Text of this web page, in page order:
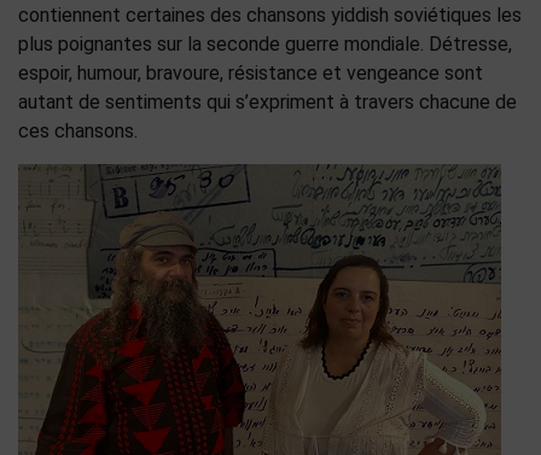
contiennent certaines des chansons yiddish soviétiques les
plus poignantes sur la seconde guerre mondiale. Détresse,
espoir, humour, bravoure, résistance et vengeance sont
autant de sentiments qui s’expriment à travers chacune de
ces chansons.